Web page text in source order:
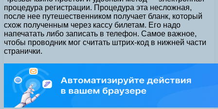
процедура регистрации. Процедура эта несложная,
после нее путешественником получает бланк, который
схож полученным через кассу билетам. Его надо
напечатать либо записать в телефон. Самое важное,
чтобы проводник мог считать штрих-код в нижней части
странички.